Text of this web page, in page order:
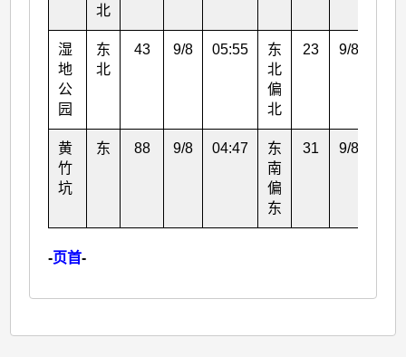
北
湿
地
公
园
东
北
43 9/8 05:55
东
北
偏
北
23 9/8
黄
竹
坑
东 88 9/8 04:47
东
南
偏
东
31 9/8
-页首-